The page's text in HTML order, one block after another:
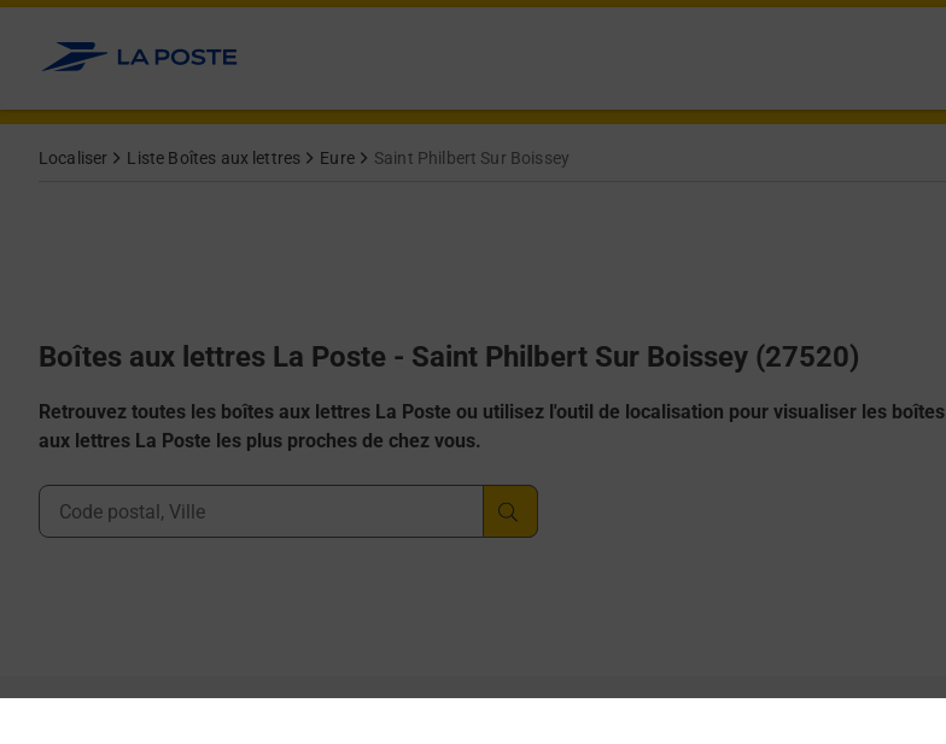
Allez au contenu
Localiser Liste Boîtes aux lettres Eure Saint Philbert Sur Boissey
Boîtes aux lettres La Poste - Saint Philbert Sur Boissey (27520)
Retrouvez toutes les boîtes aux lettres La Poste ou utilisez l'outil de localisation pour visualiser les boîtes
aux lettres La Poste les plus proches de chez vous.
Ville, Département, Code Postal